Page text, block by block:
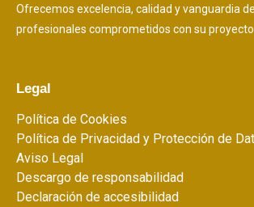
Ofrecemos excelencia, calidad y vanguardia
profesionales comprometidos con su proyecto.
Legal
Política de Cookies
Política de Privacidad y Protección de
Aviso Legal
Descargo de responsabilidad
Declaración de accesibilidad